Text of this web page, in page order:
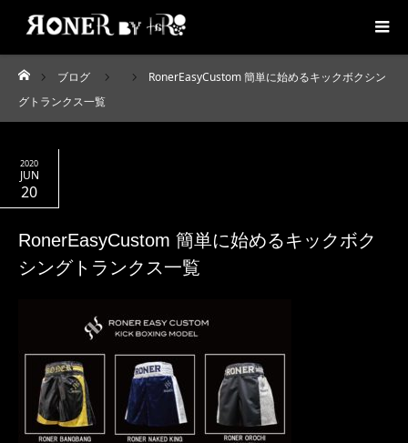
ホーム
ブログ
RonerEasyCustom 簡単に始めるキックボクシン
グトランクス一覧
2020
JUN
20
RonerEasyCustom 簡単に始めるキックボク
シングトランクス一覧